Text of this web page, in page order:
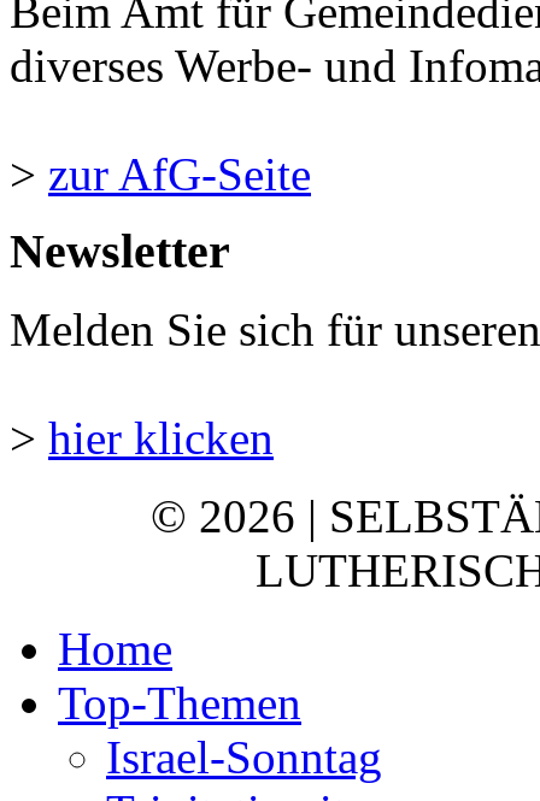
Beim Amt für
diverses Werbe- und
> zur AfG-Seite
Newsletter
Melden Sie sich für
> hier klicken
© 2026 |
Home
Top-Themen
Israel-Sonntag